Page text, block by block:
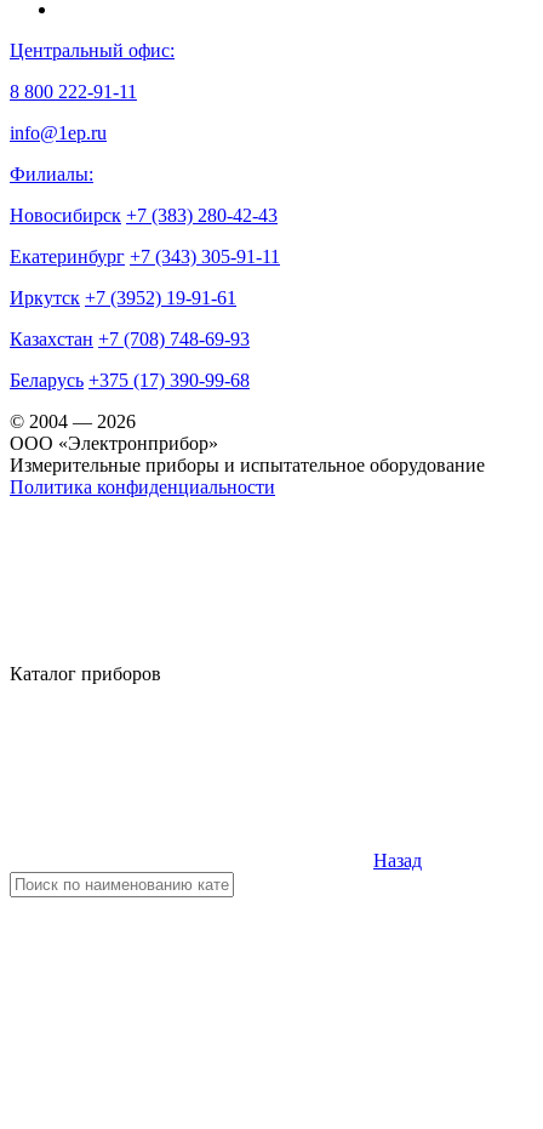
Центральный офис:
8 800 222-91-11
info@1ep.ru
Филиалы:
Новосибирск +7 (383) 280-42-43
Екатеринбург +7 (343) 305-91-11
Иркутск +7 (3952) 19-91-61
Казахстан +7 (708) 748-69-93
Беларусь +375 (17) 390-99-68
© 2004 — 2026
OOO «Электронприбор»
Измерительные приборы и испытательное оборудование
Политика конфиденциальности
Каталог приборов
Назад